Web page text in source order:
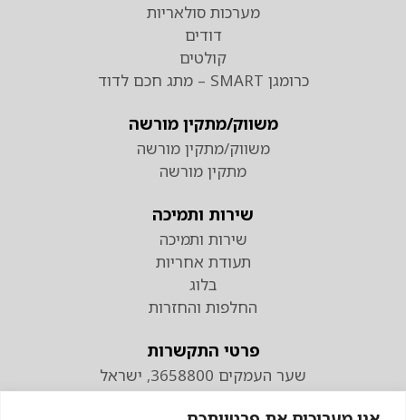
מערכות סולאריות
דודים
קולטים
כרומגן SMART – מתג חכם לדוד
משווק/מתקין מורשה
משווק/מתקין מורשה
מתקין מורשה
שירות ותמיכה
שירות ותמיכה
תעודת אחריות
בלוג
החלפות והחזרות
פרטי התקשרות
שער העמקים 3658800, ישראל
טלפון